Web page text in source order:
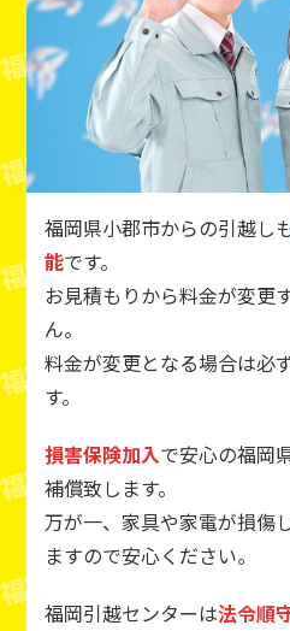
福岡県小郡市からの引越し
能です。
お見積もりから料金が変更
ん。
料金が変更となる場合は必
す。
損害保険加入で安心の福岡
補償致します。
万が一、家具や家電が損傷
ますので安心ください。
福岡引越センターは法令順